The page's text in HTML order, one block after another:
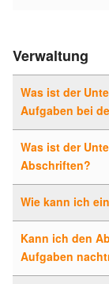
Verwaltung
Was ist der
Aufgaben bei
Was ist der
Abschriften?
Wie kann ich
Kann ich den
Aufgaben